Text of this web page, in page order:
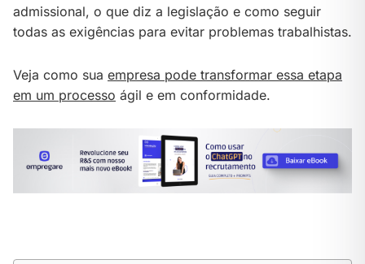
admissional, o que diz a legislação e como seguir
todas as exigências para evitar problemas trabalhistas.
Veja como sua empresa pode transformar essa etapa
em um processo ágil e em conformidade.